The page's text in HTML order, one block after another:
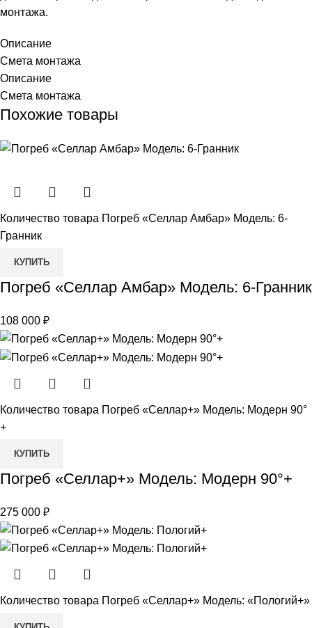
монтажа.
Описание
Смета монтажа
Описание
Смета монтажа
Похожие товары
Количество товара Погреб «Селлар Амбар» Модель: 6-
Гранник
КУПИТЬ
Погреб «Селлар Амбар» Модель: 6-Гранник
108 000 ₽
Количество товара Погреб «Селлар+» Модель: Модерн 90°
+
КУПИТЬ
Погреб «Селлар+» Модель: Модерн 90°+
275 000 ₽
Количество товара Погреб «Селлар+» Модель: «Пологий+»